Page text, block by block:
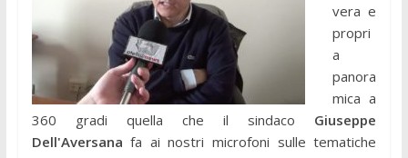
vera e
propri
a
panora
mica a
360 gradi quella che il sindaco Giuseppe
Dell'Aversana fa ai nostri microfoni sulle tematiche